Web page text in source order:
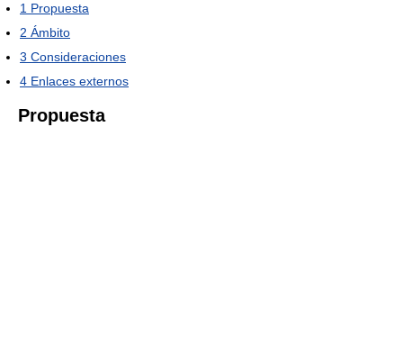
1 Propuesta
2 Ámbito
3 Consideraciones
4 Enlaces externos
Propuesta